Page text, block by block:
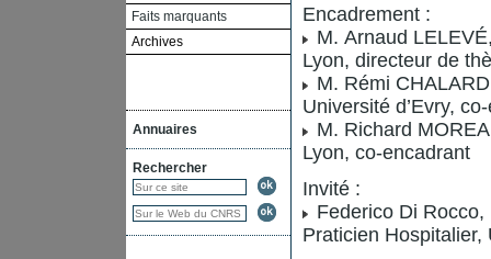
Faits marquants
Archives
Annuaires
Rechercher
Encadrement :
M. Arnaud
Lyon, directeur de
M. Rémi
Université d’Evry,
M. Richard
Lyon, co-encadrant
Invité :
Federico Di
Praticien Hospitalier,